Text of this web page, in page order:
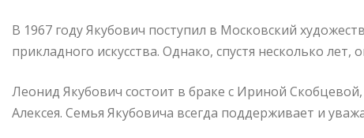
В 1967 году Якубович поступил в Московский
прикладного искусства. Однако, спустя несколько
Леонид Якубович состоит в браке с Ириной
Алексея. Семья Якубовича всегда поддерживает и